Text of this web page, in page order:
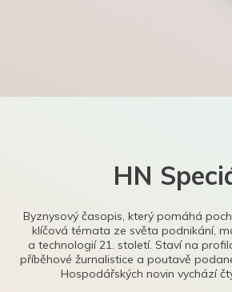
HN
Byznysový časopis, který pomáhá
klíčová témata ze světa podnikání,
a technologií 21. století. Staví na
příběhové žurnalistice a poutavě
Hospodářských novin vychází